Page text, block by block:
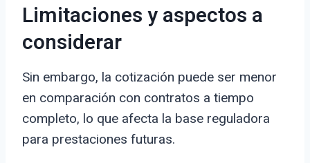
Limitaciones y aspectos a
considerar
Sin embargo, la cotización puede ser menor
en comparación con contratos a tiempo
completo, lo que afecta la base reguladora
para prestaciones futuras.